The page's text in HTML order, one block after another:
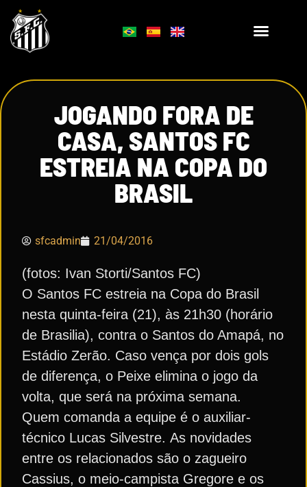
JOGANDO FORA DE
CASA, SANTOS FC
ESTREIA NA COPA DO
BRASIL
sfcadmin 21/04/2016
(fotos: Ivan Storti/Santos FC)
O Santos FC estreia na Copa do Brasil
nesta quinta-feira (21), às 21h30 (horário
de Brasilia), contra o Santos do Amapá, no
Estádio Zerão. Caso vença por dois gols
de diferença, o Peixe elimina o jogo da
volta, que será na próxima semana.
Quem comanda a equipe é o auxiliar-
técnico Lucas Silvestre. As novidades
entre os relacionados são o zagueiro
Cassius, o meio-campista Gregore e os